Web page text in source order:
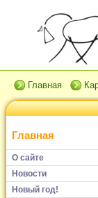
Главная
Главная
О сайте
Новости
Новый год!